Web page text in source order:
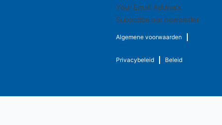
Subscribe our newsletter
Algemene voorwaarden
Privacybeleid Beleid